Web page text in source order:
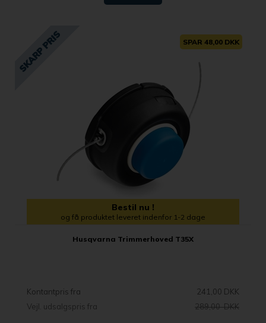
SPAR 48,00 DKK
Bestil nu !
og få produktet leveret indenfor 1-2 dage
Husqvarna Trimmerhoved T35X
Kontantpris fra
241,00 DKK
Vejl. udsalgspris fra
289,00 DKK